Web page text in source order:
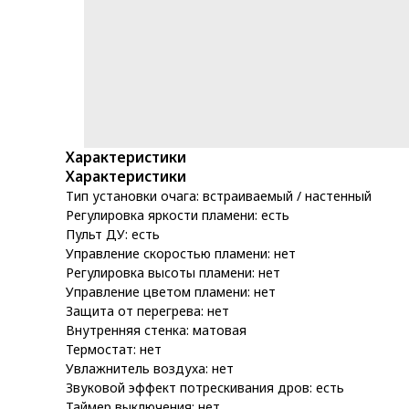
Характеристики
Характеристики
Тип установки очага: встраиваемый / настенный
Регулировка яркости пламени: есть
Пульт ДУ: есть
Управление скоростью пламени: нет
Регулировка высоты пламени: нет
Управление цветом пламени: нет
Защита от перегрева: нет
Внутренняя стенка: матовая
Термостат: нет
Увлажнитель воздуха: нет
Звуковой эффект потрескивания дров: есть